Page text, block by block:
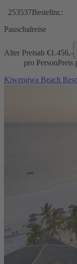
253537Bestellnr.:
Pauschalreise
Alter Preisab €1.456,-
pro PersonPreis
Kiwengwa Beach